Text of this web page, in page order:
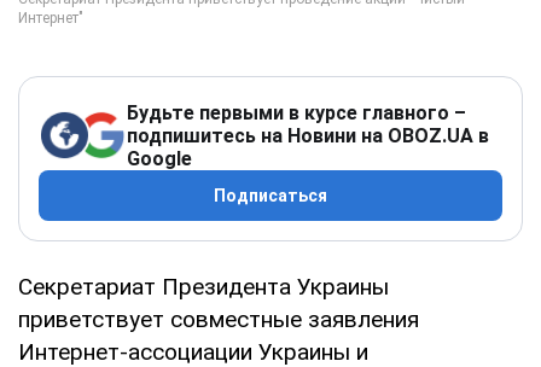
Будьте первыми в курсе главного –
подпишитесь на Новини на OBOZ.UA в
Google
Подписаться
Секретариат Президента Украины
приветствует совместные заявления
Интернет-ассоциации Украины и